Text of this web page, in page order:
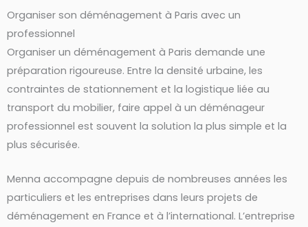
Organiser son déménagement à Paris avec un
professionnel
Organiser un déménagement à Paris demande une
préparation rigoureuse. Entre la densité urbaine, les
contraintes de stationnement et la logistique liée au
transport du mobilier, faire appel à un déménageur
professionnel est souvent la solution la plus simple et la
plus sécurisée.
Menna accompagne depuis de nombreuses années les
particuliers et les entreprises dans leurs projets de
déménagement en France et à l’international. L’entreprise